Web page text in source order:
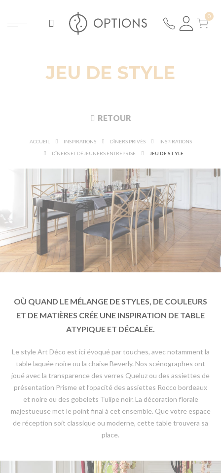
JEU DE STYLE
RETOUR
ACCUEIL INSPIRATIONS DÎNERS PRIVÉS
INSPIRATIONS
DÎNERS ET DÉJEUNERS ENTREPRISE
JEU DE STYLE
OÙ QUAND LE MÉLANGE DE STYLES, DE COULEURS
ET DE MATIÈRES CRÉE UNE INSPIRATION DE TABLE
ATYPIQUE ET DÉCALÉE.
Le style Art Déco est ici évoqué par touches, avec notamment la
table laquée noire ou la chaise Beverly. Nos scénographes ont
joué avec la transparence des verres Queluz ou des assiettes de
présentation Prisme et l’opacité des assiettes Rocco bordeaux
et noire ou des gobelets Tulipe noir. La décoration florale
majestueuse met le point final à cet ensemble. Que votre espace
de réception soit classique ou moderne, cette table trouvera sa
place.